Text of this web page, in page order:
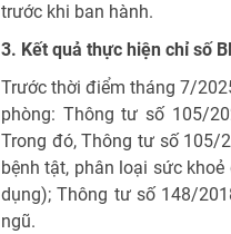
trước khi ban hành.
3. Kết quả thực hiện chỉ số
Trước thời điểm tháng 7/
phòng: Thông tư số 105/
Trong đó, Thông tư số 105/
bệnh tật, phân loại sức
dụng); Thông tư số 148/
ngũ.